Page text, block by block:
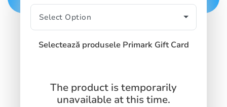
Selectează produsele Primark Gift Card
The product is temporarily
unavailable at this time.